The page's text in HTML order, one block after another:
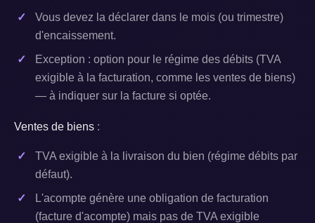
Vous devez la déclarer dans le mois (ou trimestre)
d'encaissement.
Exception : option pour le régime des débits (TVA
exigible à la facturation, comme les ventes de biens)
— à indiquer sur la facture si optée.
Ventes de biens :
TVA exigible à la livraison du bien (régime débits par
défaut).
L'acompte génère une obligation de facturation
(facture d'acompte) mais pas de TVA exigible